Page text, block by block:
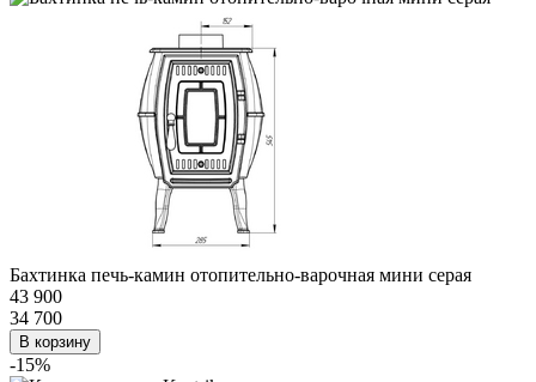
Бахтинка печь-камин отопительно-варочная мини серая
43 900
34 700
В корзину
-15%